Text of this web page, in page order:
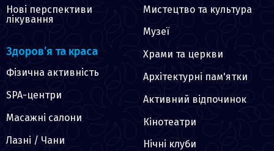
Нові перспективи
лікування
Здоров’я та краса
Фізична активність
SPA-центри
Масажні салони
Лазні / Чани
Мистецтво та культура
Музеї
Храми та церкви
Архітектурні пам'ятки
Активний відпочинок
Кінотеатри
Нічні клуби